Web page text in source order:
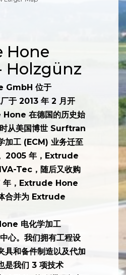
Hone
GmbH 位于
于 2013 年 2 月开
在德国的历史始
从美国博世 Surftran
加工 (ECM) 业务迁至
2005 年，Extrude
Tec，随后又收购
，Extrude Hone
合并为 Extrude
电化学加工
心。我们拥有工程设
和备件制造以及代加